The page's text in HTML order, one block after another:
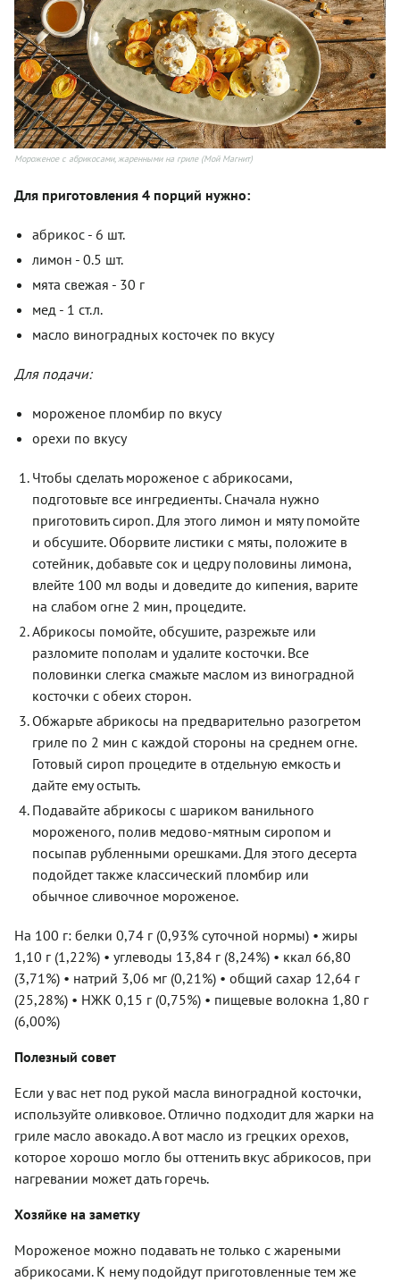
Мороженое с абрикосами, жаренными на гриле (Мой Магнит)
Для приготовления 4 порций нужно:
абрикос - 6 шт.
лимон - 0.5 шт.
мята свежая - 30 г
мед - 1 ст.л.
масло виноградных косточек по вкусу
Для подачи:
мороженое пломбир по вкусу
орехи по вкусу
Чтобы сделать мороженое с абрикосами,
подготовьте все ингредиенты. Сначала нужно
приготовить сироп. Для этого лимон и мяту помойте
и обсушите. Оборвите листики с мяты, положите в
сотейник, добавьте сок и цедру половины лимона,
влейте 100 мл воды и доведите до кипения, варите
на слабом огне 2 мин, процедите.
Абрикосы помойте, обсушите, разрежьте или
разломите пополам и удалите косточки. Все
половинки слегка смажьте маслом из виноградной
косточки с обеих сторон.
Обжарьте абрикосы на предварительно разогретом
гриле по 2 мин с каждой стороны на среднем огне.
Готовый сироп процедите в отдельную емкость и
дайте ему остыть.
Подавайте абрикосы с шариком ванильного
мороженого, полив медово-мятным сиропом и
посыпав рубленными орешками. Для этого десерта
подойдет также классический пломбир или
обычное сливочное мороженое.
На 100 г: белки 0,74 г (0,93% суточной нормы) • жиры
1,10 г (1,22%) • углеводы 13,84 г (8,24%) • ккал 66,80
(3,71%) • натрий 3,06 мг (0,21%) • общий сахар 12,64 г
(25,28%) • НЖК 0,15 г (0,75%) • пищевые волокна 1,80 г
(6,00%)
Полезный совет
Если у вас нет под рукой масла виноградной косточки,
используйте оливковое. Отлично подходит для жарки на
гриле масло авокадо. А вот масло из грецких орехов,
которое хорошо могло бы оттенить вкус абрикосов, при
нагревании может дать горечь.
Хозяйке на заметку
Мороженое можно подавать не только с жареными
абрикосами. К нему подойдут приготовленные тем же